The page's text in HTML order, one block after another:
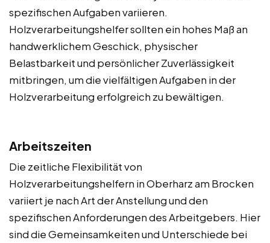
spezifischen Aufgaben variieren.
Holzverarbeitungshelfer sollten ein hohes Maß an
handwerklichem Geschick, physischer
Belastbarkeit und persönlicher Zuverlässigkeit
mitbringen, um die vielfältigen Aufgaben in der
Holzverarbeitung erfolgreich zu bewältigen.
Arbeitszeiten
Die zeitliche Flexibilität von
Holzverarbeitungshelfern in Oberharz am Brocken
variiert je nach Art der Anstellung und den
spezifischen Anforderungen des Arbeitgebers. Hier
sind die Gemeinsamkeiten und Unterschiede bei